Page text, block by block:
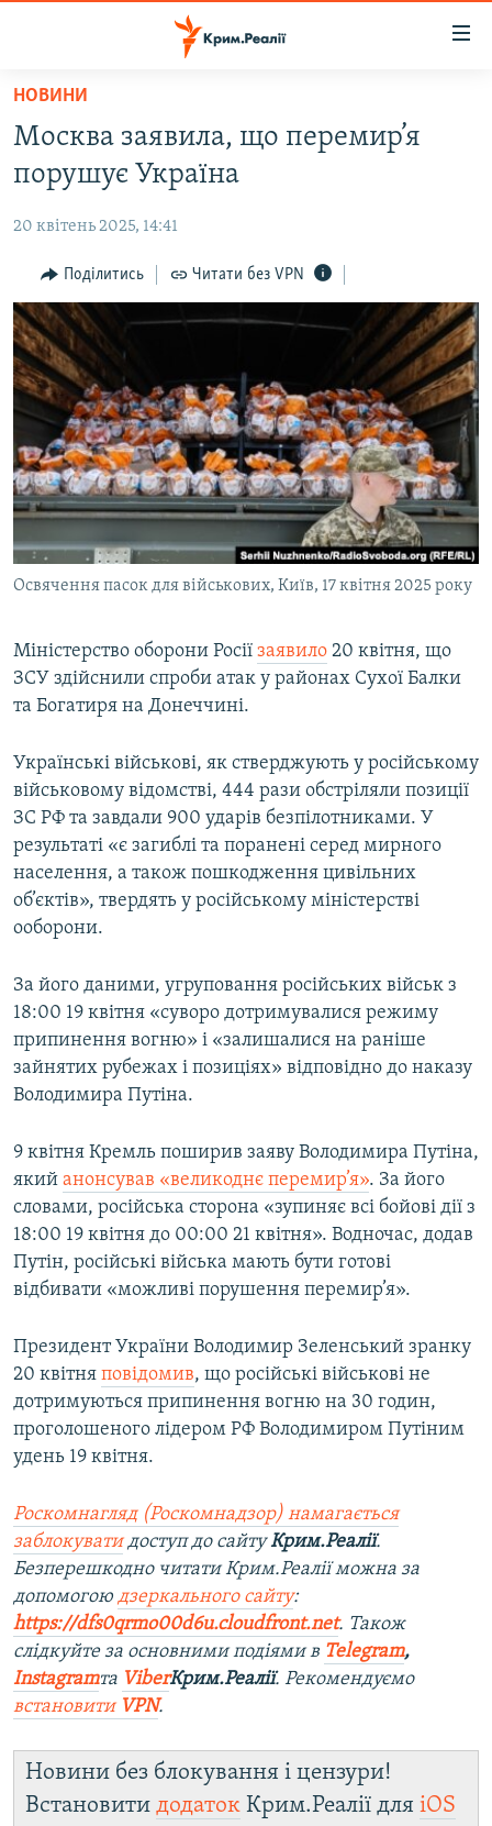
Перейти
основного
матеріалу
Перейти
до
навігації
Перейти
до
пошуку
ВІДЕО ТА ФОТО
ПОЛІТИКА
БЛОГИ
ПОГЛЯД
ІНТЕРВ'Ю
ВСЕ ЗА ДЕНЬ
СПЕЦПРОЕКТИ
ДЕПОРТАЦІЯ
ВІДЕОУРОКИ «ELIFBE»
СВІДЧЕННЯ ОКУПАЦІЇ
УКРАЇНСЬКА ПРОБЛЕМА КРИМУ
ЯК ОБІЙТИ БЛОКУВАННЯ
Qırımtatar
НОВИНИ
Москва заявила, що перемир’я
порушує Україна
20 квітень 2025, 14:41
Поділитись Читати без VPN
Освячення пасок для військових, Київ, 17 квітня 2025 року
Міністерство оборони Росії заявило 20 квітня, що
ЗСУ здійснили спроби атак у районах Сухої Балки
та Богатиря на Донеччині.
Українські військові, як стверджують у російському
військовому відомстві, 444 рази обстріляли позиції
ЗС РФ та завдали 900 ударів безпілотниками. У
результаті «є загиблі та поранені серед мирного
населення, а також пошкодження цивільних
об’єктів», твердять у російському міністерстві
ооборони.
За його даними, угруповання російських військ з
18:00 19 квітня «суворо дотримувалися режиму
припинення вогню» і «залишалися на раніше
зайнятих рубежах і позиціях» відповідно до наказу
Володимира Путіна.
9 квітня Кремль поширив заяву Володимира Путіна,
який анонсував «великоднє перемир’я». За його
словами, російська сторона «зупиняє всі бойові дії з
18:00 19 квітня до 00:00 21 квітня». Водночас, додав
Путін, російські війська мають бути готові
відбивати «можливі порушення перемир’я».
Президент України Володимир Зеленський зранку
20 квітня повідомив, що російські військові не
дотримуються припинення вогню на 30 годин,
проголошеного лідером РФ Володимиром Путіним
удень 19 квітня.
Роскомнагляд (Роскомнадзор) намагається
заблокуватидоступ до сайтуКрим.Реалії.
Безперешкодно читати Крим.Реалії можна за
допомогою дзеркального сайту:
https://dfs0qrmo00d6u.cloudfront.net. Також
слідкуйте за основними подіями в Telegram,
Instagramта ViberКрим.Реалії. Рекомендуємо
встановити VPN.
Новини без блокування і цензури!
Встановити додаток Крим.Реалії для iOS